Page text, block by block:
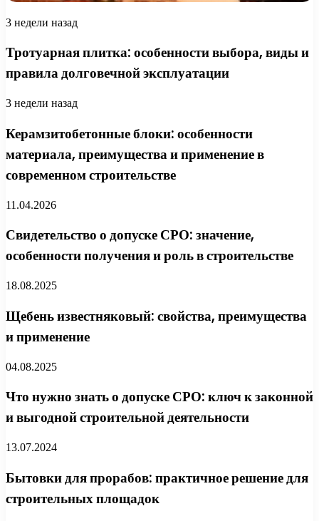
3 недели назад
Тротуарная плитка: особенности выбора, виды и
правила долговечной эксплуатации
3 недели назад
Керамзитобетонные блоки: особенности
материала, преимущества и применение в
современном строительстве
11.04.2026
Свидетельство о допуске СРО: значение,
особенности получения и роль в строительстве
18.08.2025
Щебень известняковый: свойства, преимущества
и применение
04.08.2025
Что нужно знать о допуске СРО: ключ к законной
и выгодной строительной деятельности
13.07.2024
Бытовки для прорабов: практичное решение для
строительных площадок